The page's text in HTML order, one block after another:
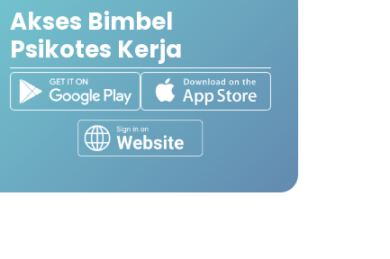
Akses Bimbel
Psikotes Kerja